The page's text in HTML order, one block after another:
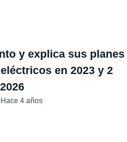
y explica sus planes
en 2023 y 2
Hace 4 años